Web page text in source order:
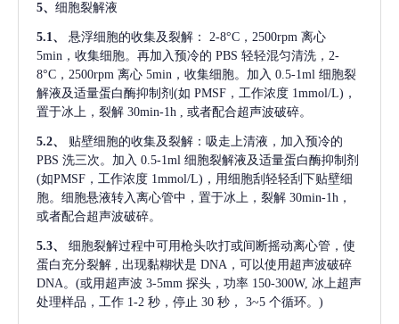
5、 细胞裂解液
5.1、 悬浮细胞的收集及裂解：
2-8°C，2500rpm 离心
5min，收集细胞。再加入预冷的 PBS 轻轻混匀清洗，2-
8°C，2500rpm 离心 5min，收集细胞。加入 0.5-1ml 细胞裂
解液及适量蛋白酶抑制剂(如 PMSF，工作浓度 1mmol/L)，
置于冰上，裂解 30min-1h , 或者配合超声波破碎。
5.2、
贴壁细胞的收集及裂解：吸走上清液，加入预冷的
PBS 洗三次。加入 0.5-1ml 细胞裂解液及适量蛋白酶抑制剂
(如PMSF，工作浓度 1mmol/L)，用细胞刮轻轻刮下贴壁细
胞。细胞悬液转入离心管中，置于冰上，裂解 30min-1h，
或者配合超声波破碎。
5.3、
细胞裂解过程中可用枪头吹打或间断摇动离心管，使
蛋白充分裂解 , 出现黏糊状是 DNA，可以使用超声波破碎
DNA。(或用超声波 3-5mm 探头，功率 150-300W, 冰上超声
处理样品，工作 1-2 秒，停止 30 秒， 3~5 个循环。)